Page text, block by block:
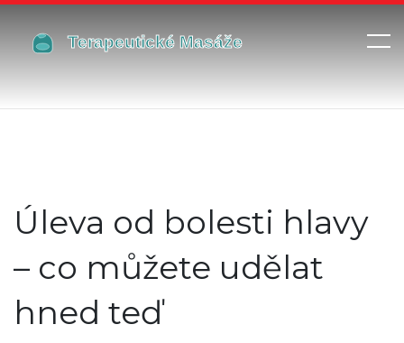
Úleva od bolesti hlavy
– co můžete udělat
hned teď